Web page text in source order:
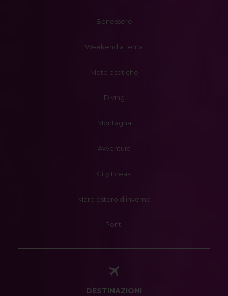
Benessere
Weekend a tema
Mete esotiche
Diving
Montagna
Avventura
City Break
Mare estero d'inverno
Ponti
DESTINAZIONI